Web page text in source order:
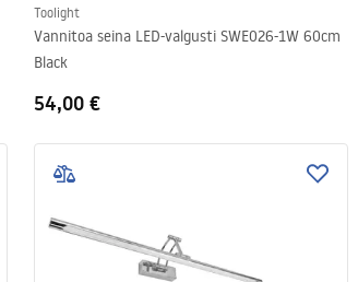
Toolight
Vannitoa seina LED-valgusti SWE026-1W 60cm
Black
54,00 €